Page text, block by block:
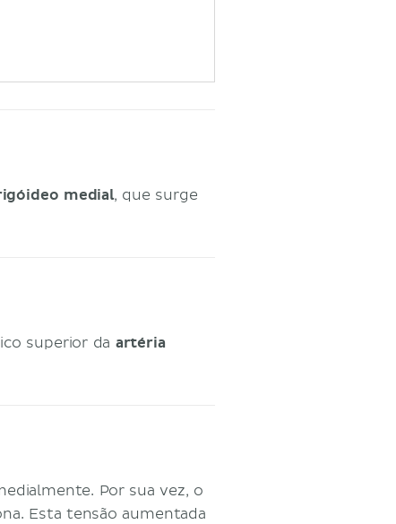
medial, que surge
superior da artéria
Por sua vez, o
Esta tensão aumentada